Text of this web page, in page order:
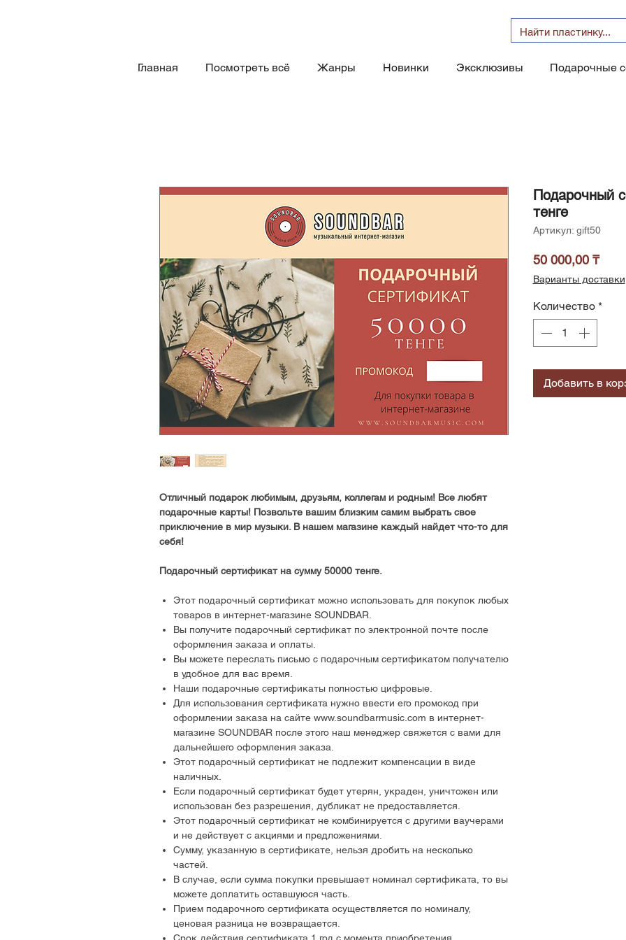
Главная Посмотреть всё Жанры Новинки Эксклюзивы Подарочные
Отличный подарок любимым, друзьям, коллегам и родным! Все любят
подарочные карты! Позвольте вашим близким самим выбрать свое
приключение в мир музыки. В нашем магазине каждый найдет что-то для
себя!
Подарочный сертификат на сумму 50000 тенге.
Этот подарочный сертификат можно использовать для покупок любых
товаров в интернет-магазине SOUNDBAR.
Вы получите подарочный сертификат по электронной почте после
оформления заказа и оплаты.
Вы можете переслать письмо с подарочным сертификатом получателю
в удобное для вас время.
Наши подарочные сертификаты полностью цифровые.
Для использования сертификата нужно ввести его промокод при
оформлении заказа на сайте www.soundbarmusic.com в интернет-
магазине SOUNDBAR после этого наш менеджер свяжется с вами для
дальнейшего оформления заказа.
Этот подарочный сертификат не подлежит компенсации в виде
наличных.
Если подарочный сертификат будет утерян, украден, уничтожен или
использован без разрешения, дубликат не предоставляется.
Этот подарочный сертификат не комбинируется с другими ваучерами
и не действует с акциями и предложениями.
Сумму, указанную в сертификате, нельзя дробить на несколько
частей.
В случае, если сумма покупки превышает номинал сертификата, то вы
можете доплатить оставшуюся часть.
Прием подарочного сертификата осуществляется по номиналу,
ценовая разница не возвращается.
Подарочный
тенге
Артикул: gift50
50 000,00 ₸
Варианты доставки
Количество *
Добавить в